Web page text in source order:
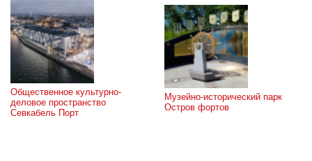
Общественное культурно-
деловое пространство
Севкабель Порт
Музейно-исторический парк
Остров фортов